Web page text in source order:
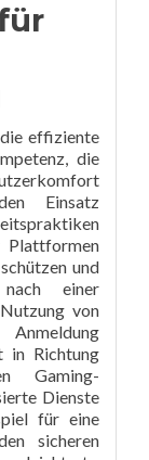
effiziente
die
Einsatz
Plattformen
und
einer
von
in Richtung
Gaming-
Dienste
für eine
sicheren